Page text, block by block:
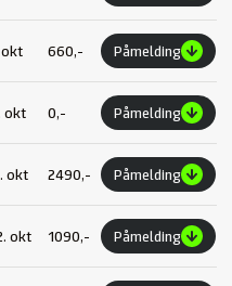
okt 660,- Påmelding
okt 0,- Påmelding
okt 2490,- Påmelding
okt 1090,- Påmelding